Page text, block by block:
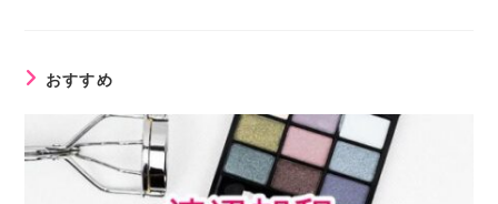
おすすめ